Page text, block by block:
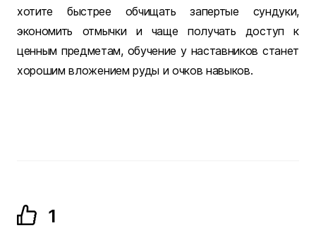
хотите быстрее обчищать запертые сундуки,
экономить отмычки и чаще получать доступ к
ценным предметам, обучение у наставников станет
хорошим вложением руды и очков навыков.
1